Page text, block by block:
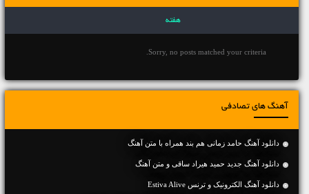
هفته
Sorry, no posts matched your criteria.
آهنگ های تصادفی
دانلود آهنگ حامد زمانی هم بند همراه با متن آهنگ
دانلود آهنگ جديد حمید هیراد ساقی و متن آهنگ
دانلود آهنگ الکترونیک و ترنس Estiva Alive